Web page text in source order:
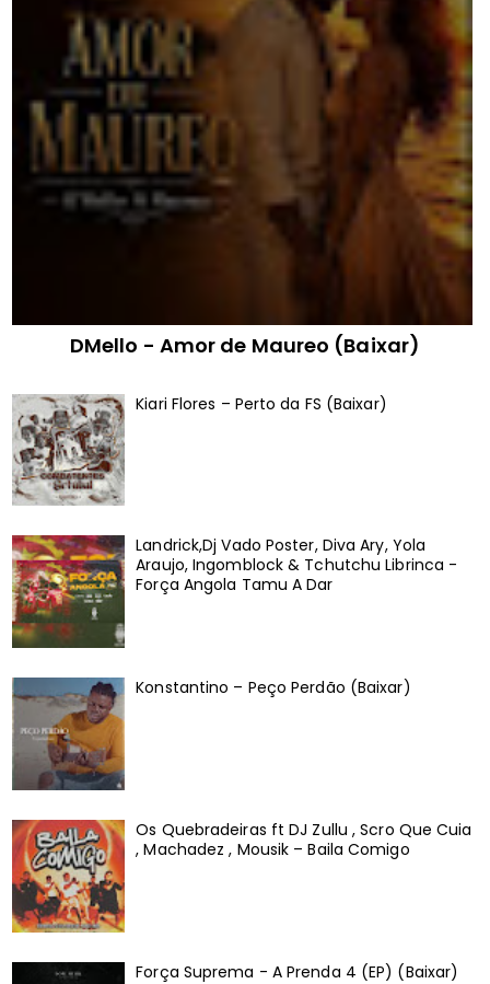
DMello - Amor de Maureo (Baixar)
Kiari Flores – Perto da FS (Baixar)
Landrick,Dj Vado Poster, Diva Ary, Yola
Araujo, Ingomblock & Tchutchu Librinca -
Força Angola Tamu A Dar
Konstantino – Peço Perdão (Baixar)
Os Quebradeiras ft DJ Zullu , Scro Que Cuia
, Machadez , Mousik – Baila Comigo
Força Suprema - A Prenda 4 (EP) (Baixar)